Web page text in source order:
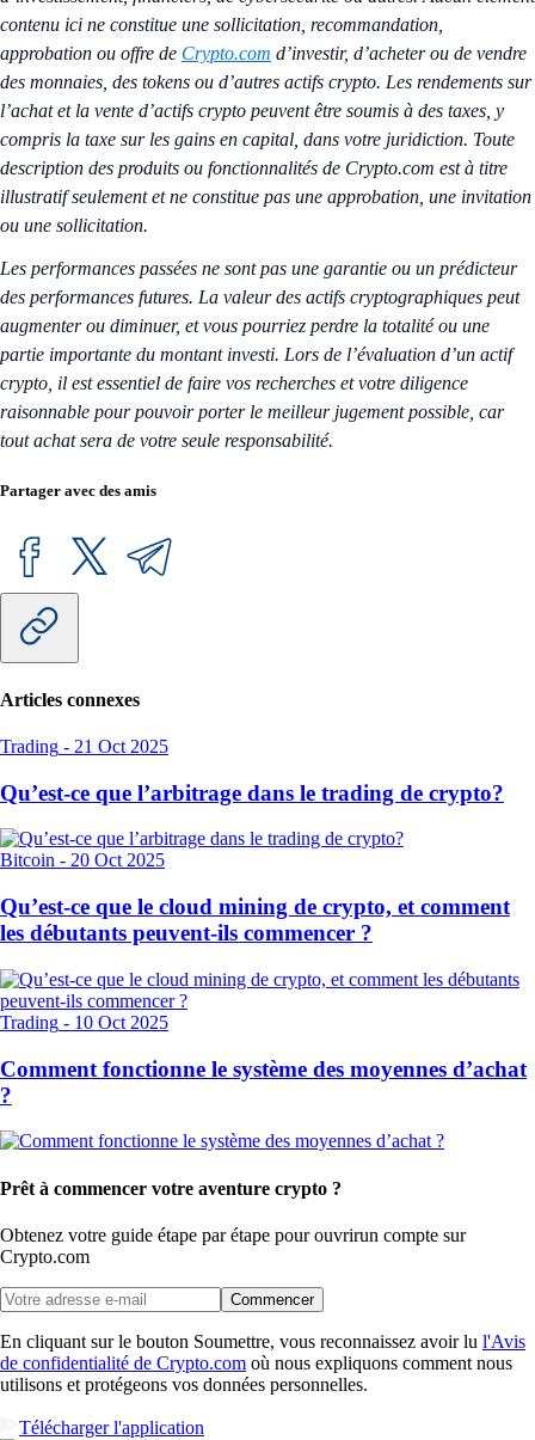
contenu ici ne constitue une sollicitation, recommandation,
approbation ou offre de Crypto.com d’investir, d’acheter ou de vendre
des monnaies, des tokens ou d’autres actifs crypto. Les rendements sur
l’achat et la vente d’actifs crypto peuvent être soumis à des taxes, y
compris la taxe sur les gains en capital, dans votre juridiction. Toute
description des produits ou fonctionnalités de Crypto.com est à titre
illustratif seulement et ne constitue pas une approbation, une invitation
ou une sollicitation.
Les performances passées ne sont pas une garantie ou un prédicteur
des performances futures. La valeur des actifs cryptographiques peut
augmenter ou diminuer, et vous pourriez perdre la totalité ou une
partie importante du montant investi. Lors de l’évaluation d’un actif
crypto, il est essentiel de faire vos recherches et votre diligence
raisonnable pour pouvoir porter le meilleur jugement possible, car
tout achat sera de votre seule responsabilité.
Partager avec des amis
Articles connexes
Trading - 21 Oct 2025
Qu’est-ce que l’arbitrage dans le trading de crypto?
Bitcoin - 20 Oct 2025
Qu’est-ce que le cloud mining de crypto, et comment
les débutants peuvent-ils commencer ?
Trading - 10 Oct 2025
Comment fonctionne le système des moyennes d’achat
?
Prêt à commencer votre aventure crypto ?
Obtenez votre guide étape par étape pour ouvrirun compte sur
Crypto.com
Commencer
En cliquant sur le bouton Soumettre, vous reconnaissez avoir lu l'Avis
de confidentialité de Crypto.com où nous expliquons comment nous
utilisons et protégeons vos données personnelles.
Télécharger l'application